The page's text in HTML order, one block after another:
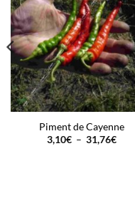
Piment de Cayenne
3,10€ – 31,76€Plage